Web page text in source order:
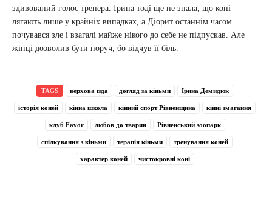
здивований голос тренера. Ірина тоді ще не знала, що коні
лягають лише у крайніх випадках, а Діорит останнім часом
почувався зле і взагалі майже нікого до себе не підпускав. Але
жінці дозволив бути поруч, бо відчув її біль.
TAGS верхова їзда догляд за кіньми Ірина Демидюк
історія коней кінна школа кінний спорт Рівненщина кінні змагання
клуб Favor любов до тварин Рівненський зоопарк
спілкування з кіньми терапія кіньми тренування коней
характер коней чистокровні коні